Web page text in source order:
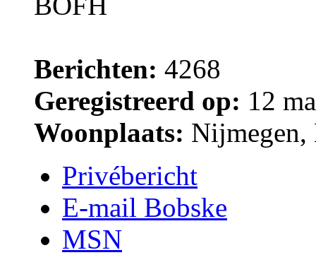
Berichten: 4268
Geregistreerd op: 12
Woonplaats:
Privébericht
E-mail Bobske
MSN